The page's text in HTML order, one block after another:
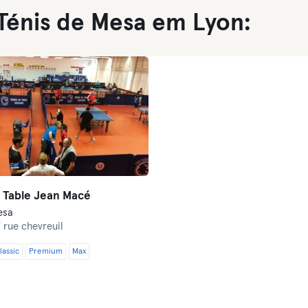
de Mesa em Lyon:
Jean Macé
rue chevreuil
Premium Max